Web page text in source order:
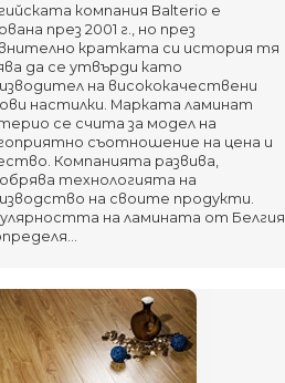
компания Balterio е
през 2001 г., но през
кратката си история тя
да се утвърди като
на висококачествени
настилки. Марката ламинат
се счита за модел на
съотношение на цена и
Компанията развива,
технологията на
на своите продукти.
на ламината от Белгия